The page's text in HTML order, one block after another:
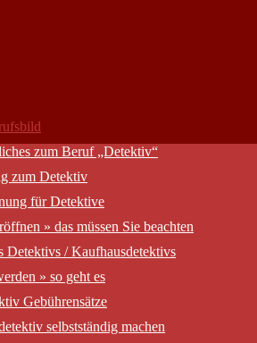
zum Beruf „Detektiv“
zum Detektiv
für Detektive
» das müssen Sie beachten
Detektivs / Kaufhausdetektivs
» so geht es
Gebührensätze
selbstständig machen